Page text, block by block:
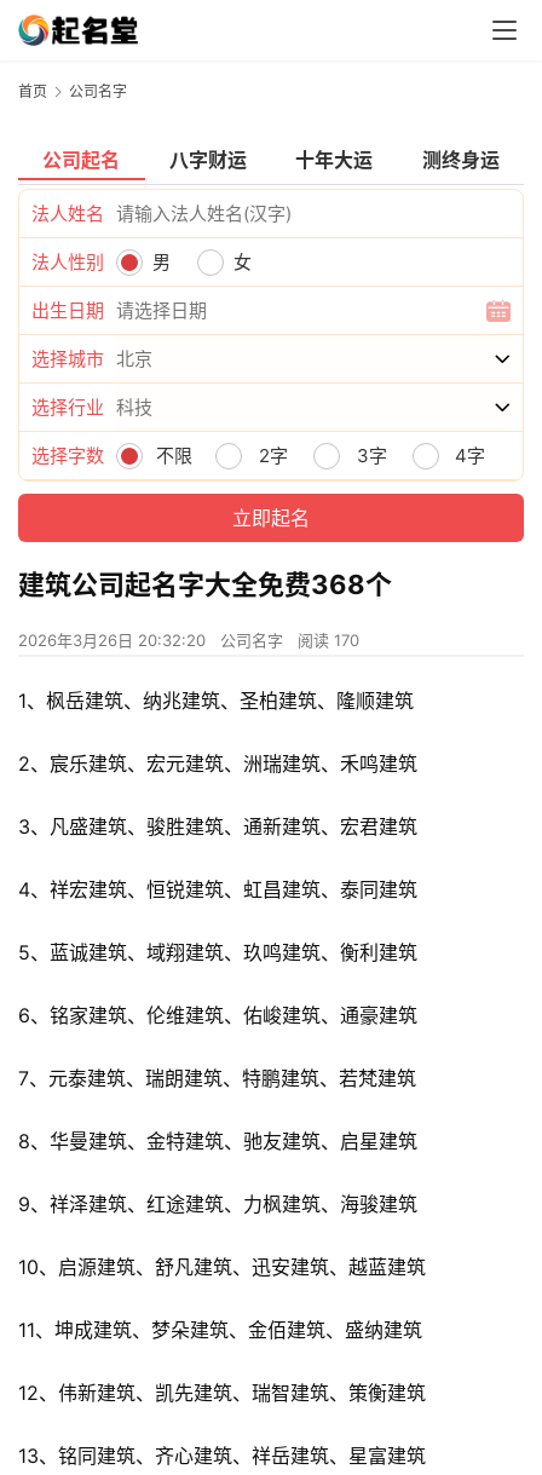
首页 公司名字
公司起名 八字财运 十年大运 测终身运
法人姓名
法人性别 男 女
出生日期
选择城市
选择行业
选择字数 不限 2字 3字 4字
建筑公司起名字大全免费368个
2026年3月26日 20:32:20 公司名字 阅读 170
1、枫岳建筑、纳兆建筑、圣柏建筑、隆顺建筑
2、宸乐建筑、宏元建筑、洲瑞建筑、禾鸣建筑
3、凡盛建筑、骏胜建筑、通新建筑、宏君建筑
4、祥宏建筑、恒锐建筑、虹昌建筑、泰同建筑
5、蓝诚建筑、域翔建筑、玖鸣建筑、衡利建筑
6、铭家建筑、伦维建筑、佑峻建筑、通豪建筑
7、元泰建筑、瑞朗建筑、特鹏建筑、若梵建筑
8、华曼建筑、金特建筑、驰友建筑、启星建筑
9、祥泽建筑、红途建筑、力枫建筑、海骏建筑
10、启源建筑、舒凡建筑、迅安建筑、越蓝建筑
11、坤成建筑、梦朵建筑、金佰建筑、盛纳建筑
12、伟新建筑、凯先建筑、瑞智建筑、策衡建筑
13、铭同建筑、齐心建筑、祥岳建筑、星富建筑